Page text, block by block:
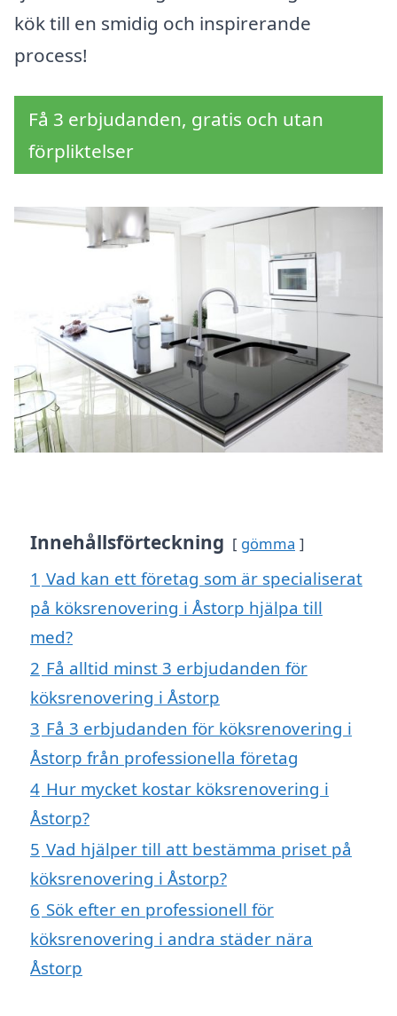
kök till en smidig och inspirerande
process!
Få 3 erbjudanden, gratis och utan
förpliktelser
Innehållsförteckning gömma
1 Vad kan ett företag som är specialiserat
på köksrenovering i Åstorp hjälpa till
med?
2 Få alltid minst 3 erbjudanden för
köksrenovering i Åstorp
3 Få 3 erbjudanden för köksrenovering i
Åstorp från professionella företag
4 Hur mycket kostar köksrenovering i
Åstorp?
5 Vad hjälper till att bestämma priset på
köksrenovering i Åstorp?
6 Sök efter en professionell för
köksrenovering i andra städer nära
Åstorp